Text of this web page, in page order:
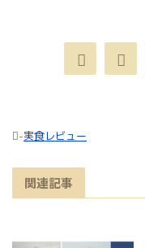
-実食レビュー
関連記事